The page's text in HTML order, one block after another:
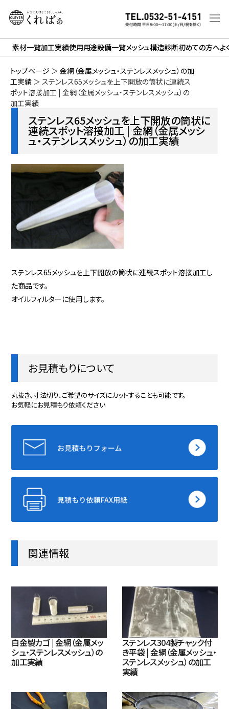
素材一覧加工実績使用用途設備一覧メッシュ構造診断初めての方へよ
トップページ ＞ 金網（金属メッシュ・ステンレスメッシュ）の加
工実績 ＞ ステンレス65メッシュを上下開放の筒状に連続ス
ポット溶接加工 | 金網（金属メッシュ・ステンレスメッシュ）の
加工実績
ステンレス65メッシュを上下開放の筒状に
連続スポット溶接加工 | 金網（金属メッシ
ュ・ステンレスメッシュ）の加工実績
ステンレス65メッシュを上下開放の筒状に連続スポット溶接加工し
た商品です。
オイルフィルターに使用します。
お見積もりについて
丸抜き、寸法切り、ご希望のサイズにカットすることも可能です。
お気軽にお見積もり依頼ください
関連情報
白金製カゴ | 金網（金属メッ
シュ・ステンレスメッシュ）の
加工実績
ステンレス304製チャック付
き平袋 | 金網（金属メッシュ・
ステンレスメッシュ）の加工
実績